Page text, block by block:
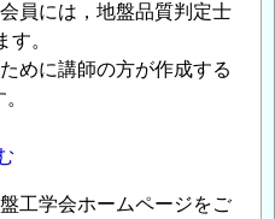
員には，地盤品質判定士
。
めに講師の方が作成する
工学会ホームページをご